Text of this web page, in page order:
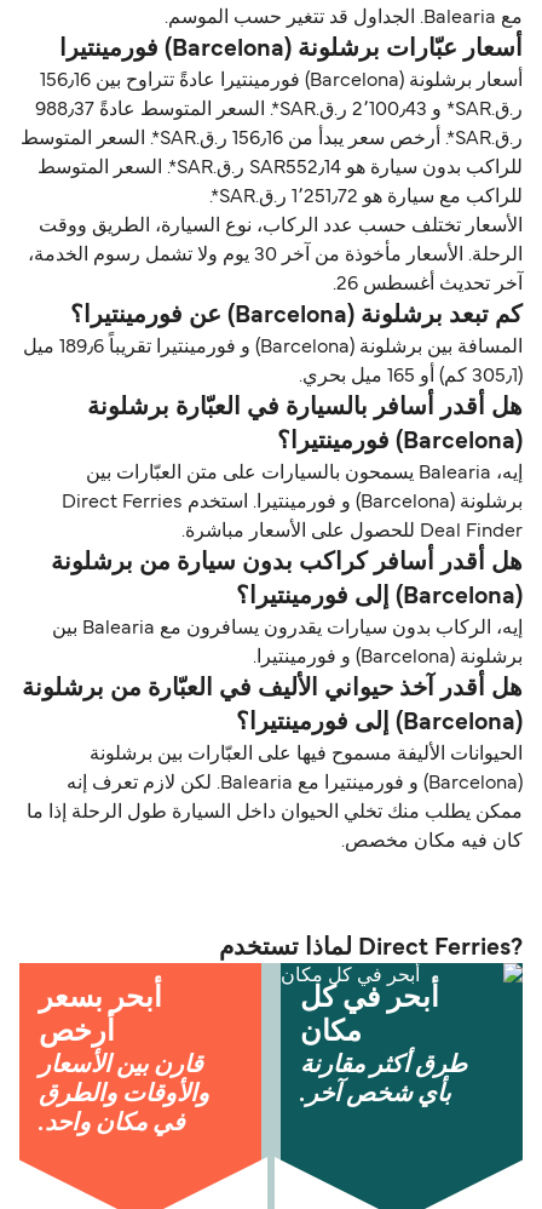
مع Balearia. الجداول قد تتغير حسب الموسم.
أسعار عبّارات برشلونة (Barcelona) فورمينتيرا
أسعار برشلونة (Barcelona) فورمينتيرا عادةً تتراوح بين 156٫16
ر.ق.‏SAR* و 2٬100٫43 ر.ق.‏SAR*. السعر المتوسط عادةً 988٫37
ر.ق.‏SAR*. أرخص سعر يبدأ من 156٫16 ر.ق.‏SAR*. السعر المتوسط
للراكب بدون سيارة هو SAR552٫14 ر.ق.‏SAR*. السعر المتوسط
للراكب مع سيارة هو 1٬251٫72 ر.ق.‏SAR*.
الأسعار تختلف حسب عدد الركاب، نوع السيارة، الطريق ووقت
الرحلة. الأسعار مأخوذة من آخر 30 يوم ولا تشمل رسوم الخدمة،
آخر تحديث أغسطس 26.
كم تبعد برشلونة (Barcelona) عن فورمينتيرا؟
المسافة بين برشلونة (Barcelona) و فورمينتيرا تقريباً 189٫6 ميل
(305٫1 كم) أو 165 ميل بحري.
هل أقدر أسافر بالسيارة في العبّارة برشلونة
(Barcelona) فورمينتيرا؟
إيه، Balearia يسمحون بالسيارات على متن العبّارات بين
برشلونة (Barcelona) و فورمينتيرا. استخدم Direct Ferries
Deal Finder للحصول على الأسعار مباشرة.
هل أقدر أسافر كراكب بدون سيارة من برشلونة
(Barcelona) إلى فورمينتيرا؟
إيه، الركاب بدون سيارات يقدرون يسافرون مع Balearia بين
برشلونة (Barcelona) و فورمينتيرا.
هل أقدر آخذ حيواني الأليف في العبّارة من برشلونة
(Barcelona) إلى فورمينتيرا؟
الحيوانات الأليفة مسموح فيها على العبّارات بين برشلونة
(Barcelona) و فورمينتيرا مع Balearia. لكن لازم تعرف إنه
ممكن يطلب منك تخلي الحيوان داخل السيارة طول الرحلة إذا ما
كان فيه مكان مخصص.
?Direct Ferries لماذا تستخدم
أبحر في كل
مكان
طرق أكثر مقارنة
بأي شخص آخر.
أبحر بسعر
أرخص
قارن بين الأسعار
والأوقات والطرق
في مكان واحد.